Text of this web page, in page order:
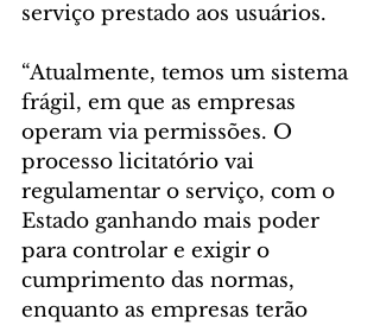
serviço prestado aos usuários.
“Atualmente, temos um sistema
frágil, em que as empresas
operam via permissões. O
processo licitatório vai
regulamentar o serviço, com o
Estado ganhando mais poder
para controlar e exigir o
cumprimento das normas,
enquanto as empresas terão